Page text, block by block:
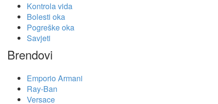
Kontrola vida
Bolesti oka
Pogreške oka
Savjeti
Brendovi
Emporio Armani
Ray-Ban
Versace